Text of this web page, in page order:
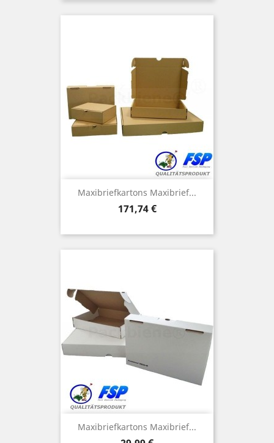
Maxibriefkartons Maxibrief...
Preis
171,74 €
Maxibriefkartons Maxibrief...